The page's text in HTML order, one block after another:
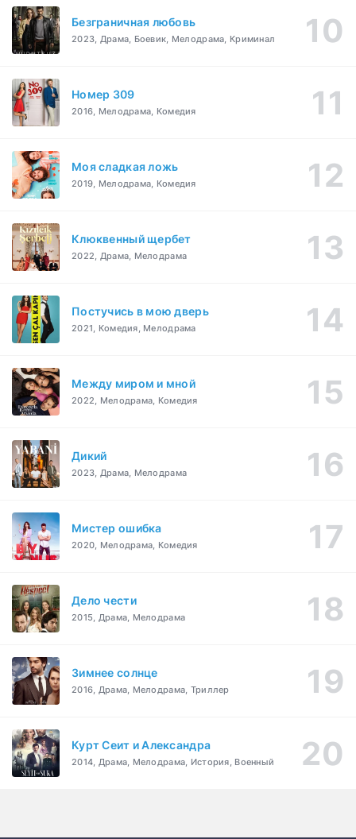
Безграничная любовь
2023, Драма, Боевик, Мелодрама, Криминал
Номер 309
2016, Мелодрама, Комедия
Моя сладкая ложь
2019, Мелодрама, Комедия
Клюквенный щербет
2022, Драма, Мелодрама
Постучись в мою дверь
2021, Комедия, Мелодрама
Между миром и мной
2022, Мелодрама, Комедия
Дикий
2023, Драма, Мелодрама
Мистер ошибка
2020, Мелодрама, Комедия
Дело чести
2015, Драма, Мелодрама
Зимнее солнце
2016, Драма, Мелодрама, Триллер
Курт Сеит и Александра
2014, Драма, Мелодрама, История, Военный